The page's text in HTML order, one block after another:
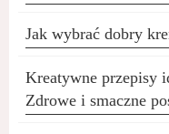
Jak wybrać dobry
Kreatywne przepisy
Zdrowe i smaczne